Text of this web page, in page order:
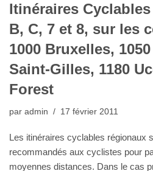
Itinéraires
B, C, 7 et 8, sur les
1000 Bruxelles,
Saint-Gilles, 1180
Forest
par admin 17 février 2011
Les itinéraires cyclables régionaux
recommandés aux cyclistes pour
moyennes distances. Dans le cas